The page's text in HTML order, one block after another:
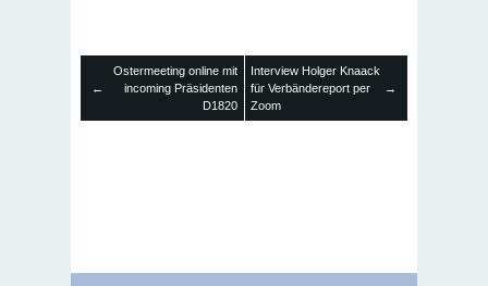
←
Ostermeeting online mit
incoming Präsidenten
D1820
Interview Holger Knaack
für Verbändereport per
Zoom
→